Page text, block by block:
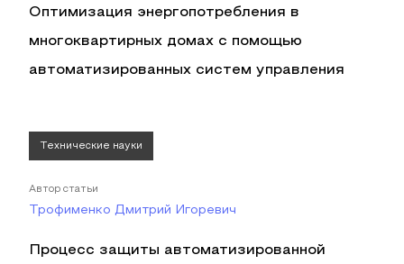
Оптимизация энергопотребления в
многоквартирных домах с помощью
автоматизированных систем управления
Технические науки
Автор статьи
Трофименко Дмитрий Игоревич
Процесс защиты автоматизированной